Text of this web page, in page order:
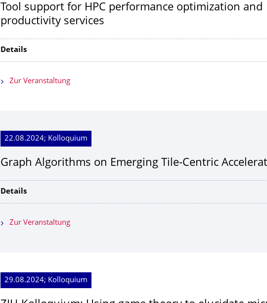
Tool support for HPC performance optimization and
productivity services
Details
Zur Veranstaltung
22.08.2024; Kolloquium
Graph Algorithms on Emerging Tile-Centric
Details
Zur Veranstaltung
29.08.2024; Kolloquium